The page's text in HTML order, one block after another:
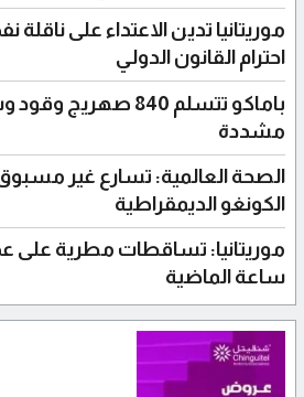
موريتانيا تدين الاعتداء على ناقلة
احترام القانون الدولي
باماكو تتسلم 840
مشددة
الصحة العالمية: تسارع غير
الكونغو الديمقراطية
ساعة الماضية